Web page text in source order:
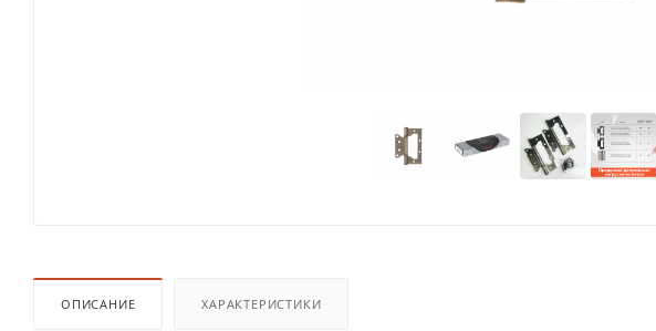
ОПИСАНИЕ ХАРАКТЕРИСТИКИ